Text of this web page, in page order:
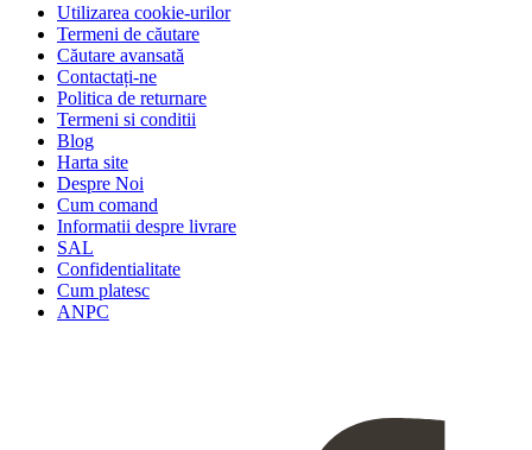
Utilizarea cookie-urilor
Termeni de căutare
Căutare avansată
Contactați-ne
Politica de returnare
Termeni si conditii
Blog
Harta site
Despre Noi
Cum comand
Informatii despre livrare
SAL
Confidentialitate
Cum platesc
ANPC